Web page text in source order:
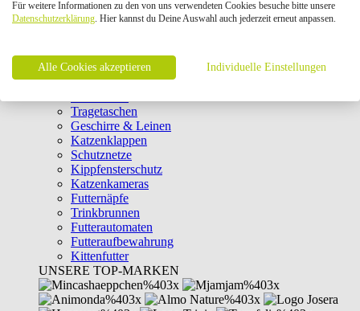
Intelligenzspielzeug
Laserpointer & Elektrospielzeug
Clicker & Target Sticks für Katzen
Weiteres Katzenspielzeug
Transportboxen
Tragetaschen
Geschirre & Leinen
Katzenklappen
Schutznetze
Kippfensterschutz
Katzenkameras
Futternäpfe
Trinkbrunnen
Futterautomaten
Futteraufbewahrung
Kittenfutter
UNSERE TOP-MARKEN
Für weitere Informationen zu den von uns verwendeten Cookies besuche bitte unsere
Datenschutzerklärung. Hier kannst du Deine Auswahl auch jederzeit erneut anpassen.
Alle Cookies akzeptieren Individuelle Einstellungen